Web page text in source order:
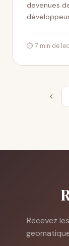
devenues
⏱ 7 min de
Recevez